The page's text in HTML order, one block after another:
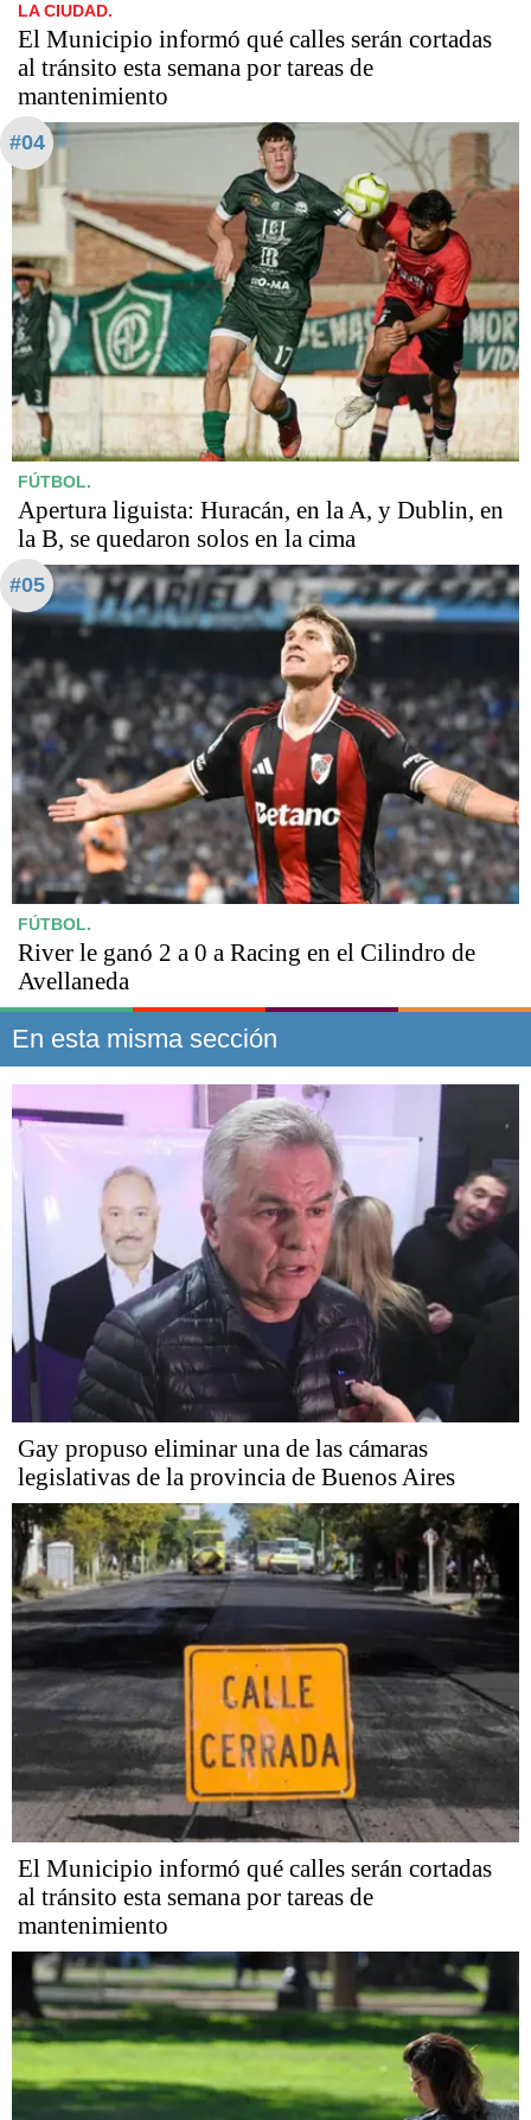
LA CIUDAD.
El Municipio informó qué calles serán cortadas
al tránsito esta semana por tareas de
mantenimiento
#04
FÚTBOL.
Apertura liguista: Huracán, en la A, y Dublin, en
la B, se quedaron solos en la cima
#05
FÚTBOL.
River le ganó 2 a 0 a Racing en el Cilindro de
Avellaneda
En esta misma sección
Gay propuso eliminar una de las cámaras
legislativas de la provincia de Buenos Aires
El Municipio informó qué calles serán cortadas
al tránsito esta semana por tareas de
mantenimiento